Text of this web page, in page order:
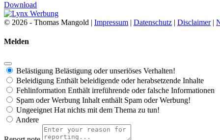
Download
© 2026 - Thomas Mangold | Impressum | Datenschutz | Disclaimer|
Melden
Belästigung Belästigung oder unseriöses Verhalten!
Beleidigung Enthält beleidigende oder herabsetzende Inhalte
Fehlinformation Enthält irreführende oder falsche Informationen
Spam oder Werbung Inhalt enthält Spam oder Werbung!
Ungeeignet Hat nichts mit dem Thema zu tun!
Andere